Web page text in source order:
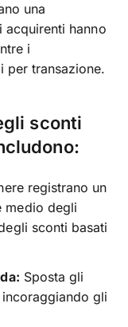
una
hanno
i
per transazione.
sconti
registrano un
medio degli
sconti basati
Sposta gli
gli